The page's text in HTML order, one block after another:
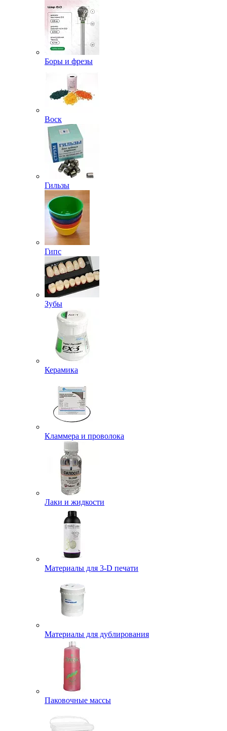
Боры и фрезы
Воск
Гильзы
Гипс
Зубы
Керамика
Кламмера и проволока
Лаки и жидкости
Материалы для 3-D печати
Материалы для дублирования
Паковочные массы